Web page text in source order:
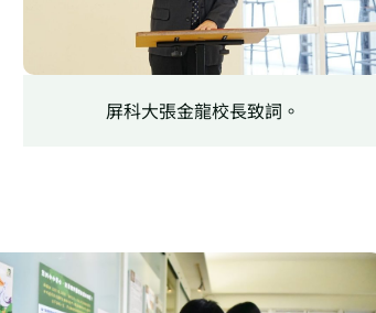
屏科大張金龍校長致詞。